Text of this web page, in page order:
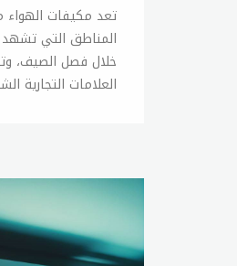
تعد مكيفات الهواء من الأجهزة الضرورية في المناطق التي تشهد ارتفاعاً في درجات الحرارة خلال فصل الصيف، وتعتبر مكيفات فريش من بين العلامات التجارية الشهيرة في مجال تصنيع وتوزيع أجهزة التكييف. وللحفاظ على أداء المكيف العالي وضمان عمر أطول للجهاز، يجب الاهتمام بصيانته بصفة دورية. وفي هذا المقال سنتحدث عن بعض النصائح لصيانة مكيفات فريش. تنظيف الفلاتر: تعتبر فلاتر المكيف من الأجزاء الهامة جداً في الجهاز، حيث تساعد على تنقية الهواء ومنع انتشار الجراثيم والروائح الكريهة. وللحفاظ على جودة الهواء المنبعث من المكيف وضمان عمر أطول للجهاز، يجب تنظيف الفلاتر بشكل دوري. ويفضل تنظيف الفلاتر مرة واحدة على الأقل كل شهر. تنظيف المكثفات: تعتبر المكثفات من الأجزاء الأساسية في المكيف، وتساعد على تبريد الهواء الداخل من الجهاز. وللحفاظ على أداء المكثفات، يجب تنظيفها بشكل دوري باستخدام فرشاة ناعمة ومناديل جافة. التحقق من الوحدة الخارجية: تتأثر الوحدة الخارجية للمكيف بالعوامل الجوية مثل الأمطار والأتربة والرطوبة، وقد تؤدي هذه العوامل إلى تلف الوحدة الخارجية. ولمنع حدوث ذلك، يجب التحقق من وحدة المكيف الخارجية بشكل دوري وإجراء الصيانة اللازمة عند الحاجة. التحقق من مستوى الفريون: يعتبر الفريون من المواد الأساسية في المكيف، حيث يساعد على تبريد الهواء الداخل من الجهاز. وللتأكد من أن مستوى الفريون في المكيف مستقر، يجب التحقق منه بشكل دوري، ويفضل إجراء هذه العملية بواسطة فني متخصص. تشغيل المكيف بشكل منتظم: يجب تشغيل المكيف بشكل منتظم خلال فترة الشتاء، حتى لا يتراكم الغبار والأتربة داخل الجهاز. وفي حال عدم استخدام المكيف لفترة طويلة، يجب تغطية الجهاز بغطاء واقي. وبشكل عام، يجب الاهتمام بصيانة المكيف بشكل دوري لضمان أداء مثالي للجهاز وضمان عمر أطول له. وفي حال وجود أي مشكلة في المكيف، يفضل الاتصال بفني متخصص لإجراء الصيانة اللازمة.صيانة تكييفات فريشتعتبر تكييفات الهواء من الأجهزة الضرورية في المناطق التي تشهد ارتفاعاً في درجات الحرارة خلال فصل الصيف، وتعتبر تكييفات فريش من بين العلامات التجارية الشهيرة في مجال تصنيع وتوزيع أجهزة التكييف. وللحفاظ على أداء التكييف العالي وضمان عمر أطول للجهاز، يجب الاهتمام بصيانته بصفة دورية. وفي هذا المقال سنتحدث عن بعض النصائح لصيانة تكييفات فريش. تنظيف الفلاتر: تعتبر فلاتر التكييف من الأجزاء الهامة جداً في الجهاز، حيث تساعد على تنقية الهواء ومنع انتشار الجراثيم والروائح الكريهة. وللحفاظ على جودة الهواء المنبعث من التكييف وضمان عمر أطول للجهاز، يجب تنظيف الفلاتر بشكل دوري. ويفضل تنظيف الفلاتر مرة واحدة على الأقل كل شهر. تنظيف المكثفات: تعتبر المكثفات من الأجزاء الأساسية في التكييف، وتساعد على تبريد الهواء الداخل من الجهاز. وللحفاظ على أداء المكثفات، يجب تنظيفها بشكل دوري باستخدام فرشاة ناعمة ومناديل جافة. التحقق من الوحدة الخارجية: تتأثر الوحدة الخارجية للتكييف بالعوامل الجوية مثل الأمطار والأتربة والرطوبة، وقد تؤدي هذه العوامل إلى تلف الوحدة الخارجية. ولمنع حدوث ذلك، يجب التحقق من وحدة التكييف الخارجية بشكل دوري وإجراء الصيانة اللازمة عند الحاجة. التحقق من مستوى الفريون: يعتبر الفريون من المواد الأساسية في التكييف، حيث يساعد على تبريد الهواء الداخل من الجهاز. وللتأكد من أن مستوى الفريون في التكييف مستقر، يجب التحقق منه بشكل دوري، ويفضل إجراء هذه العملية بواسطة فني متخصص. تشغيل التكييف بشكل منتظم: يجب تشغيل التكييف بشكل منتظم خلال فترة الشتاء، حتى لا يتراكم الغبار والأتربة داخل الجهاز. وفي حال عدم استخدام التكييف لفترة طويلة، يجب تغطية الجهاز بغطاء واقي. وبشكل عام، يجب الاهتمام بصيانة التكييف بشكل دوري لضمان أداء مثالي للجهاز وضمان عمر أطول له. وفي حال وجود أي مشكلة في التكييف، يفضل الاتصال بفني متخصص لإجراء الصيانة اللازمة.خدمة عملاء فريش تكييفتعتبر خدمة العملاء من العوامل المهمة جداً في تقديم خدمات مرضية للعملاء، وتعد شركة فريش تكييف من بين الشركات الرائدة في مجال تصنيع وتوزيع أجهزة التكييف، وتحرص الشركة على تقديم خدمة عملاء متميزة لضمان رضا العملاء. وتقدم شركة فريش خدمة العملاء عبر عدة قنوات اتصال مثل الهاتف والبريد الإلكتروني والدردشة المباشرة على الموقع الإلكتروني، وتتميز الشركة بتوفير فريق عمل مدرب ومتخصص يجيد التعامل مع جميع الاستفسارات والشكاوى المتعلقة بمنتجات الشركة. وتقدم شركة فريش خدمة العملاء على مدار الساعة لضمان تلبية احتياجات العملاء في أي وقت، وتتميز الشركة بسرعة الاستجابة والحلول الفعالة لأي مشكلة يواجهها العميل. وتقدم شركة فريش خدمات متعددة للعملاء مثل التركيب والصيانة والإصلاح، وتحرص الشركة على توفير قطع الغيار الأصلية والمتوافقة مع منتجاتها لضمان عمر أطول للأجهزة التي تصنعها. وتولي شركة فريش اهتماماً كبيراً لردود فعل العملاء وتعتبرها أحد الأدوات الرئيسية لتحسين خدمة العملاء، وتحرص الشركة على الاستماع إلى ملاحظات العملاء وتعزيز التواصل معهم لتحسين جودة الخدمات. وبشكل عام، تعد خدمة عملاء فريش تكييف من الخدمات المميزة التي تقدمها الشركة، وتحرص الشركة على تحسين جودة الخدمة بشكل دائم لضمان رضا العملاء وتحقيق أفضل تجربة لهم.رقم خدمة عملاء